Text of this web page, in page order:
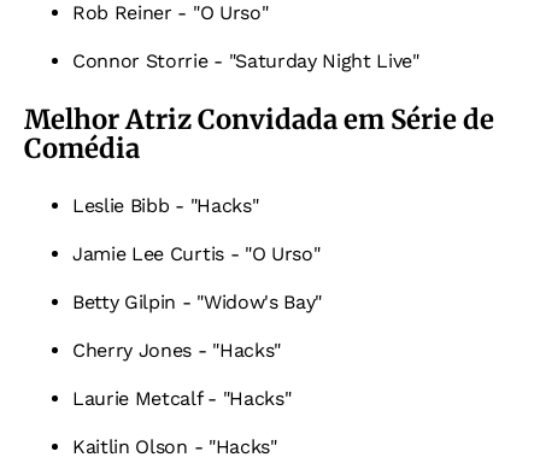
Rob Reiner - "O Urso"
Connor Storrie - "Saturday Night Live"
Melhor Atriz Convidada em Série de
Comédia
Leslie Bibb - "Hacks"
Jamie Lee Curtis - "O Urso"
Betty Gilpin - "Widow's Bay"
Cherry Jones - "Hacks"
Laurie Metcalf - "Hacks"
Kaitlin Olson - "Hacks"